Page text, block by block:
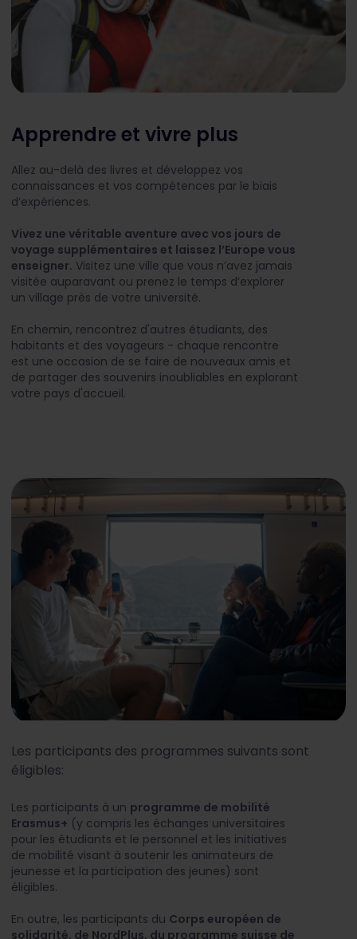
Apprendre et vivre plus
Allez au-delà des livres et développez vos
connaissances et vos compétences par le biais
d’expériences.
Vivez une véritable aventure avec vos jours de
voyage supplémentaires et laissez l’Europe vous
enseigner. Visitez une ville que vous n’avez jamais
visitée auparavant ou prenez le temps d’explorer
un village près de votre université.
En chemin, rencontrez d'autres étudiants, des
habitants et des voyageurs - chaque rencontre
est une occasion de se faire de nouveaux amis et
de partager des souvenirs inoubliables en explorant
votre pays d'accueil.
Les participants des programmes suivants sont
éligibles:
Les participants à un programme de mobilité
Erasmus+ (y compris les échanges universitaires
pour les étudiants et le personnel et les initiatives
de mobilité visant à soutenir les animateurs de
jeunesse et la participation des jeunes) sont
éligibles.
En outre, les participants du Corps européen de
solidarité, de NordPlus, du programme suisse de